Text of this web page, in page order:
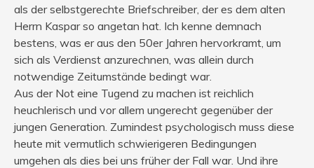
als der selbstgerechte Briefschreiber, der es dem alten
Herrn Kaspar so angetan hat. Ich kenne demnach
bestens, was er aus den 50er Jahren hervorkramt, um
sich als Verdienst anzurechnen, was allein durch
notwendige Zeitumstände bedingt war.
Aus der Not eine Tugend zu machen ist reichlich
heuchlerisch und vor allem ungerecht gegenüber der
jungen Generation. Zumindest psychologisch muss diese
heute mit vermutlich schwierigeren Bedingungen
umgehen als dies bei uns früher der Fall war. Und ihre